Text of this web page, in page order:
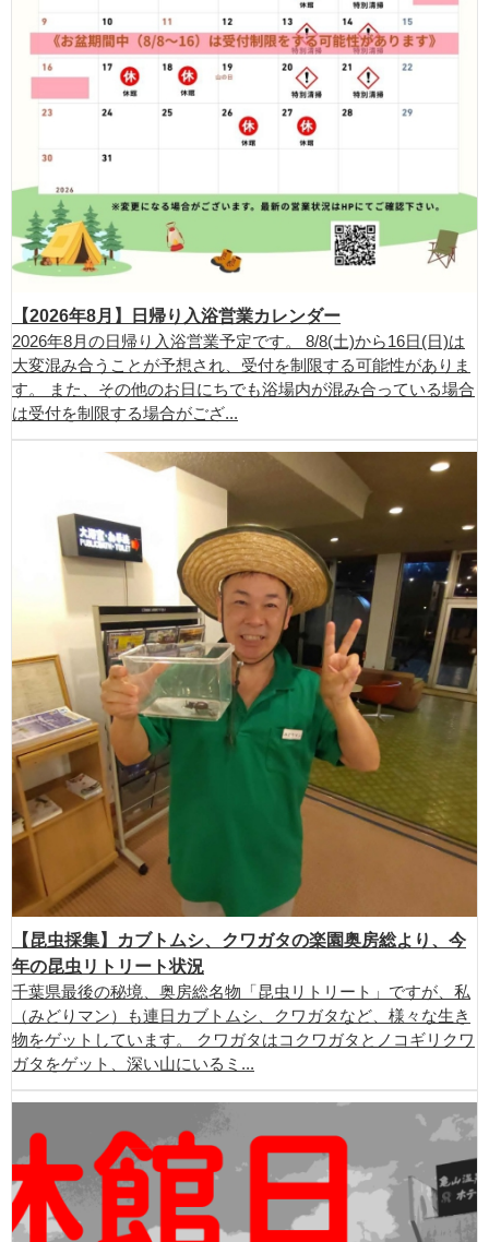
【2026年8月】日帰り入浴営業カレンダー
2026年8月の日帰り入浴営業予定です。 8/8(土)から16日(日)は
大変混み合うことが予想され、受付を制限する可能性がありま
す。 また、その他のお日にちでも浴場内が混み合っている場合
は受付を制限する場合がござ...
【昆虫採集】カブトムシ、クワガタの楽園奥房総より、今
年の昆虫リトリート状況
千葉県最後の秘境、奥房総名物「昆虫リトリート」ですが、私
（みどりマン）も連日カブトムシ、クワガタなど、様々な生き
物をゲットしています。 クワガタはコクワガタとノコギリクワ
ガタをゲット、深い山にいるミ...